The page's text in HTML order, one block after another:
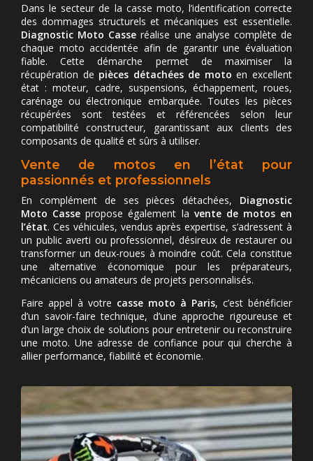
Dans le secteur de la casse moto, l’identification correcte
des dommages structurels et mécaniques est essentielle.
Diagnostic Moto Casseréalise une analyse complète de
chaque moto accidentée afin de garantir une évaluation
fiable. Cette démarche permet de maximiser la
récupération de pièces détachées de moto en excellent
état : moteur, cadre, suspensions, échappement, roues,
carénage ou électronique embarquée. Toutes les pièces
récupérées sont testées et référencées selon leur
compatibilité constructeur, garantissant aux clients des
composants de qualité et sûrs à utiliser.
Vente de motos en l’état pour
passionnés et professionnels
En complément de ses pièces détachées, Diagnostic
Moto Casse propose également la vente de motos en
l’état. Ces véhicules, vendus après expertise, s’adressent à
un public averti ou professionnel, désireux de restaurer ou
transformer un deux-roues à moindre coût. Cela constitue
une alternative économique pour les préparateurs,
mécaniciens ou amateurs de projets personnalisés.
Faire appel à votre casse moto à Paris, c’est bénéficier
d’un savoir-faire technique, d’une approche rigoureuse et
d’un large choix de solutions pour entretenir ou reconstruire
une moto. Une adresse de confiance pour qui cherche à
allier performance, fiabilité et économie.